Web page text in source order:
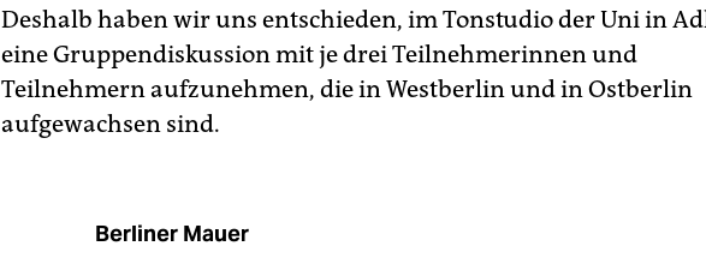
Deshalb haben wir uns entschieden, im Tonstudio der Uni in
eine Gruppendiskussion mit je drei Teilnehmerinnen und
Teilnehmern aufzunehmen, die in Westberlin und in Ostberlin
aufgewachsen sind.
Berliner Mauer